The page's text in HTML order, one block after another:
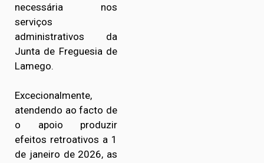
necessária nos
serviços
administrativos da
Junta de Freguesia de
Lamego.
Excecionalmente,
atendendo ao facto de
o apoio produzir
efeitos retroativos a 1
de janeiro de 2026, as